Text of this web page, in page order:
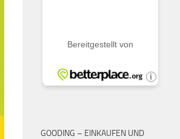
GOODING – EINKAUFEN UND